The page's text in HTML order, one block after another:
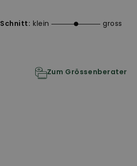
Schnitt: klein gross
Zum Grössenberater